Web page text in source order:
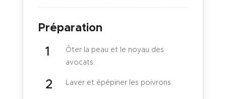
Préparation
Ôter la peau et le noyau des
avocats.
Laver et épépiner les poivrons.